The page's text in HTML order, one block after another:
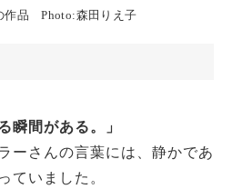
作品 Photo:森田りえ子
瞬間がある。」
ーさんの言葉には、静かであ
ていました。